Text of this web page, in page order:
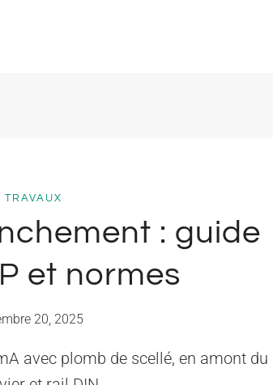
TRAVAUX
: guide
et normes
20, 2025